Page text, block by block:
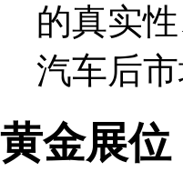
的真实
汽车后
黄金展位